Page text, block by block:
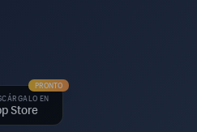
EN
Store
PRONTO